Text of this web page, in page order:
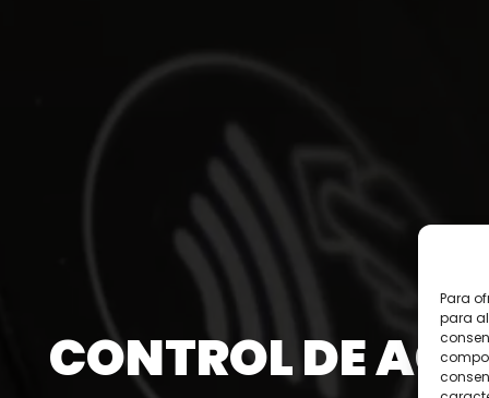
Para
para
CONTROL DE